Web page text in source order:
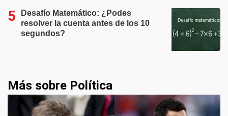
Desafío Matemático: ¿Podes
resolver la cuenta antes de los 10
segundos?
Más sobre Política